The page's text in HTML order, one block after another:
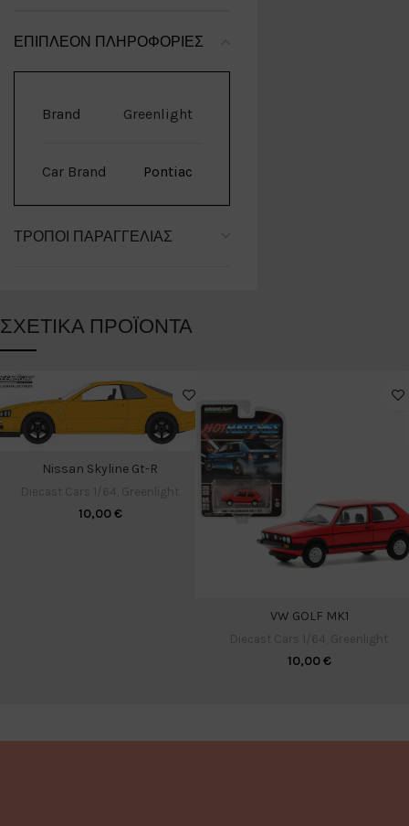
ΕΠΙΠΛΈΟΝ ΠΛΗΡΟΦΟΡΊΕΣ
Brand Greenlight
Car Brand Pontiac
ΤΡΌΠΟΙ ΠΑΡΑΓΓΕΛΊΑΣ
ΣΧΕΤΙΚΆ ΠΡΟΪΌΝΤΑ
Nissan Skyline Gt-R
10,00€
VW GOLF MK1
10,00€